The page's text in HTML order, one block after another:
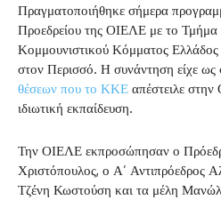
Πραγματοποιήθηκε σήμερα
Προεδρείου της ΟΙΕΛΕ με το Τμήμα
Κομμουνιστικού Κόμματος
στον Περισσό. Η συνάντηση είχε ως
θέσεων που το ΚΚΕ απέστειλε
ιδιωτική εκπαίδευση.
Την ΟΙΕΛΕ εκπροσώπησαν ο
Χριστόπουλος, ο Α’ Αντιπρόεδρος
Τζένη Κωστούση και τα μέλη